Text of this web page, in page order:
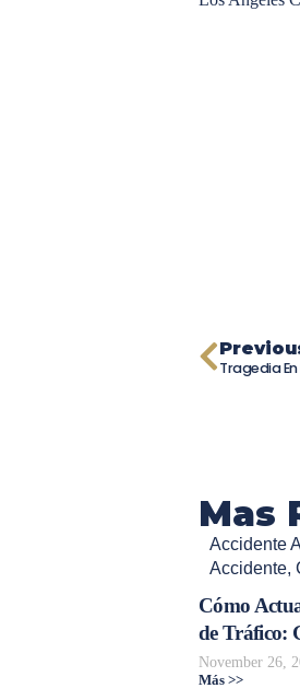
Mas
Accidente
Accidente,
Cómo
de Tráfico:
November 26,
Más >>